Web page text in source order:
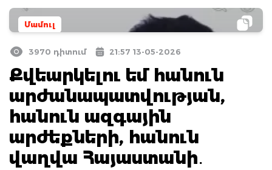
Մամուլ
3970 դիտում 21:57 13-05-2026
Քվեարկելու եմ հանուն
արժանապատվության,
հանուն ազգային
արժեքների, հանուն
վաղվա Հայաստանի․